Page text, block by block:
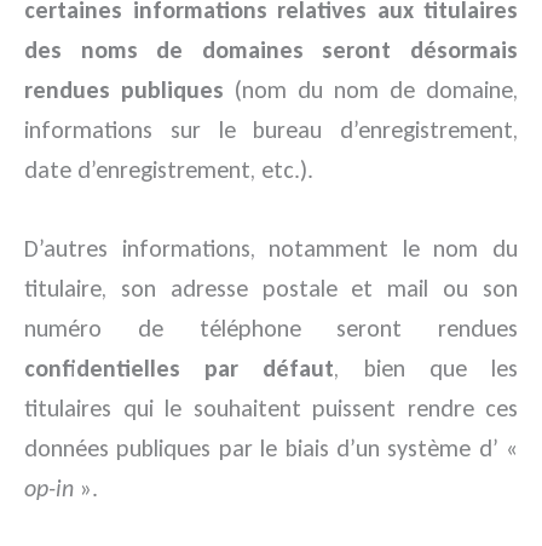
certaines informations relatives aux titulaires
des noms de domaines seront désormais
rendues publiques (nom du nom de domaine,
informations sur le bureau d’enregistrement,
date d’enregistrement, etc.).
D’autres informations, notamment le nom du
titulaire, son adresse postale et mail ou son
numéro de téléphone seront rendues
confidentielles par défaut, bien que les
titulaires qui le souhaitent puissent rendre ces
données publiques par le biais d’un système d’ «
op-in ».